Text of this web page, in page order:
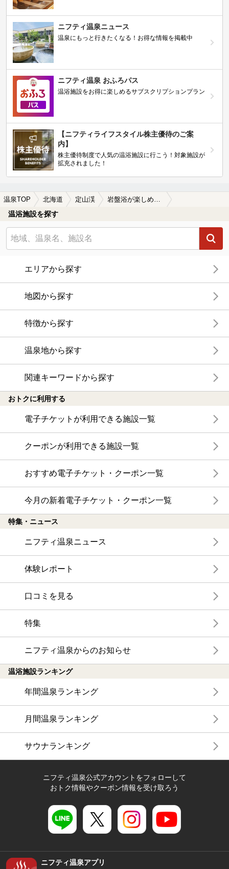
ニフティ温泉ニュース
温泉にもっと行きたくなる！お得な情報を掲載中
ニフティ温泉 おふろパス
温浴施設をお得に楽しめるサブスクリプションプラン
【ニフティライフスタイル株主優待のご案
内】
株主優待制度で人気の温浴施設に行こう！対象施設が
拡充されました！
温泉TOP 北海道 定山渓 岩盤浴が楽しめる定山渓の温泉、日帰り温泉、スーパー銭湯おすすめ
温浴施設を探す
エリアから探す
地図から探す
特徴から探す
温泉地から探す
関連キーワードから探す
おトクに利用する
電子チケットが利用できる施設一覧
クーポンが利用できる施設一覧
おすすめ電子チケット・クーポン一覧
今月の新着電子チケット・クーポン一覧
特集・ニュース
ニフティ温泉ニュース
体験レポート
口コミを見る
特集
ニフティ温泉からのお知らせ
温浴施設ランキング
年間温泉ランキング
月間温泉ランキング
サウナランキング
ニフティ温泉公式アカウントをフォローして
おトク情報やクーポン情報を受け取ろう
ニフティ温泉アプリ